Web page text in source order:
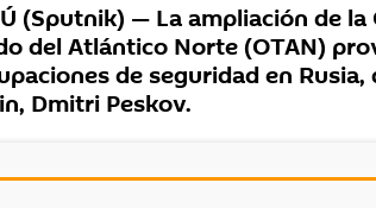
(Sputnik) — La ampliación de
del Atlántico Norte (OTAN)
de seguridad en
Dmitri Peskov.